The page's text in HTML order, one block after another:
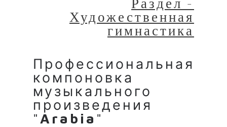
Художественная
гимнастика
Профессиональная
компоновка
музыкального
произведения
" Arabia "